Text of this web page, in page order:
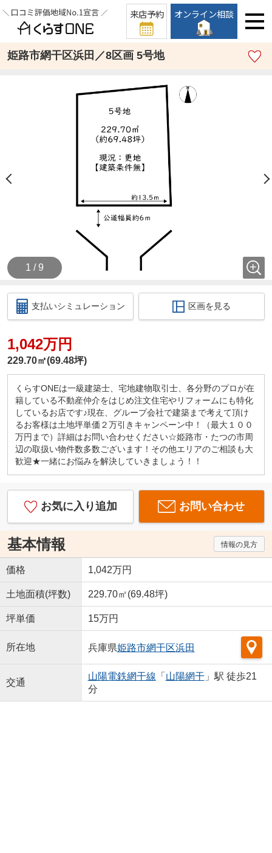
来店予約 オンライン相談
姫路市網干区浜田／8区画 5号地
1 / 9
支払いシミュレーション 区画を見る
1,042万円
229.70㎡(69.48坪)
くらすONEは一級建築士、宅地建物取引士、各分野のプロが在
籍している不動産仲介をはじめ注文住宅やリフォームにも特化
しているお店です♪現在、グループ会社で建築まで考えて頂け
るお客様は土地坪単価２万引きキャンペーン中！（最大１００
万円まで）詳細はお問い合わせください☆姫路市・たつの市周
辺の取扱い物件数多数ございます！その他エリアのご相談も大
歓迎★一緒にお悩みを解決していきましょう！！
お気に入り追加 お問い合わせ
基本情報 情報の見方
価格 1,042万円
土地面積(坪数) 229.70㎡(69.48坪)
坪単価 15万円
所在地 兵庫県姫路市網干区浜田
交通
山陽電鉄網干線 「 山陽網干」駅 徒歩21
分